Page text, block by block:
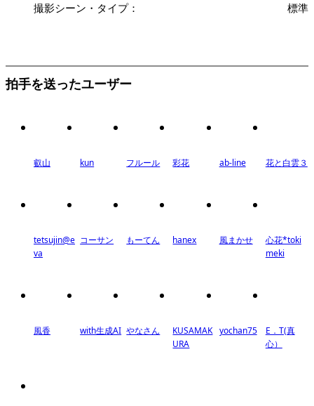
撮影シーン・タイプ：
標準
拍手を送ったユーザー
叡山 kun フルール 彩花 ab-line 花と白雲３
tetsujin@e
va
コーサン もーてん hanex 風まかせ
心花*toki
meki
風香 with生成AI やなさん
KUSAMAK
URA
yochan75
E．T(真
心）